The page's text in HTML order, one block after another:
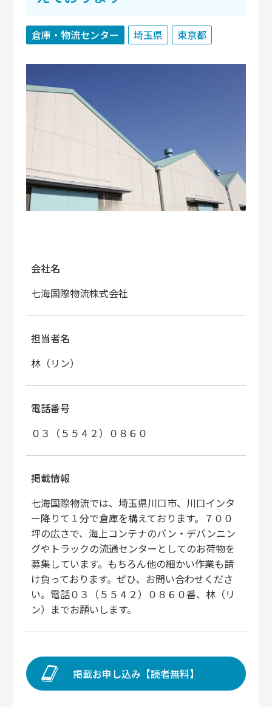
倉庫・物流センター 埼玉県 東京都
会社名
七海国際物流株式会社
担当者名
林（リン）
電話番号
０３（５５４２）０８６０
掲載情報
七海国際物流では、埼玉県川口市、川口インタ
ー降りて１分で倉庫を構えております。７００
坪の広さで、海上コンテナのバン・デバンニン
グやトラックの流通センターとしてのお荷物を
募集しています。もちろん他の細かい作業も請
け負っております。ぜひ、お問い合わせくださ
い。電話０３（５５４２）０８６０番、林（リ
ン）までお願いします。
掲載お申し込み【読者無料】